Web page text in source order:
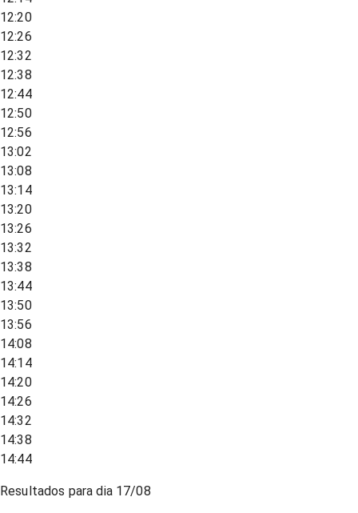
12:20
12:26
12:32
12:38
12:44
12:50
12:56
13:02
13:08
13:14
13:20
13:26
13:32
13:38
13:44
13:50
13:56
14:08
14:14
14:20
14:26
14:32
14:38
14:44
Resultados para dia 17/08